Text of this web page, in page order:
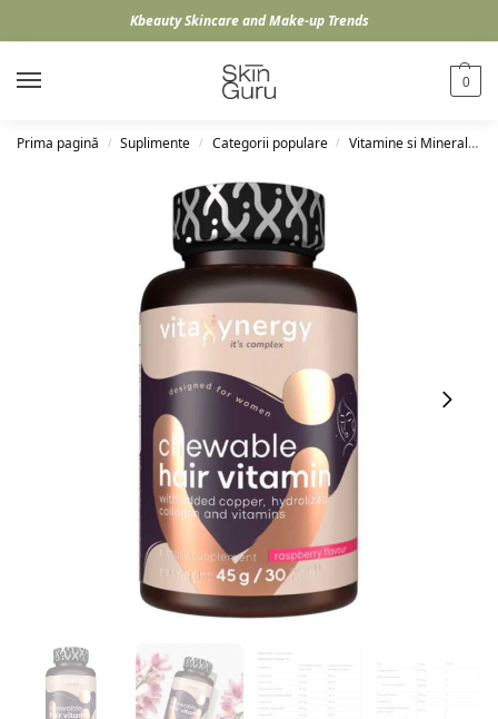
Kbeauty Skincare and Make-up Trends
0
Prima pagină / Suplimente / Categorii populare / Vitamine si Minerale